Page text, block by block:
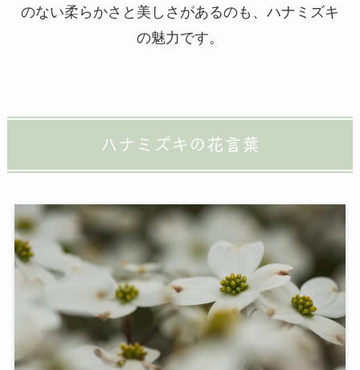
のない柔らかさと美しさがあるのも、ハナミズキ
の魅力です。
ハナミズキの花言葉